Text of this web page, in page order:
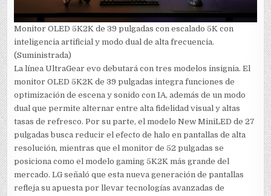
Monitor OLED 5K2K de 39 pulgadas con escalado 5K con
inteligencia artificial y modo dual de alta frecuencia.
(Suministrada)
La línea UltraGear evo debutará con tres modelos insignia. El
monitor OLED 5K2K de 39 pulgadas integra funciones de
optimización de escena y sonido con IA, además de un modo
dual que permite alternar entre alta fidelidad visual y altas
tasas de refresco. Por su parte, el modelo New MiniLED de 27
pulgadas busca reducir el efecto de halo en pantallas de alta
resolución, mientras que el monitor de 52 pulgadas se
posiciona como el modelo gaming 5K2K más grande del
mercado. LG señaló que esta nueva generación de pantallas
refleja su apuesta por llevar tecnologías avanzadas de